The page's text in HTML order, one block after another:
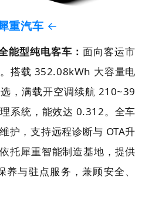
重汽车 ←
能型纯电客车 ：面向客运市
搭载 352.08kWh 大容量电
，满载开空调续航 210~39
系统，能效达 0.312。全车
护，支持远程诊断与 OTA升
托犀重智能制造基地，提供
与驻点服务，兼顾安全、